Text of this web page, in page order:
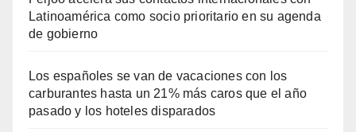
Latinoamérica como socio prioritario en su agenda
de gobierno
Los españoles se van de vacaciones con los
carburantes hasta un 21% más caros que el año
pasado y los hoteles disparados